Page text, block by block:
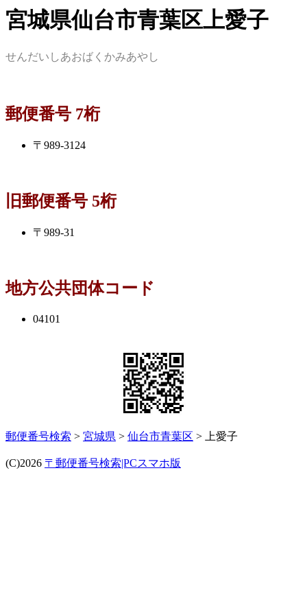
宮城県仙台市青葉区上愛子
せんだいしあおばくかみあやし
郵便番号 7桁
〒989-3124
旧郵便番号 5桁
〒989-31
地方公共団体コード
04101
郵便番号検索 > 宮城県 > 仙台市青葉区 > 上愛子
(C)2026 〒郵便番号検索|PCスマホ版